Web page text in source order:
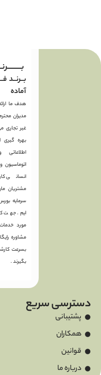
آماده
مدیران
غیر تجاری
بهره گیری
اطلاعاتی
اتوماسیون
انسانی
مشتریان
سرمایه
ایم. جهت
مورد
مشاوره
بسرعت
بگیرند .
دسترسی سریع
پشتیبانی
همکاران
قوانین
درباره ما